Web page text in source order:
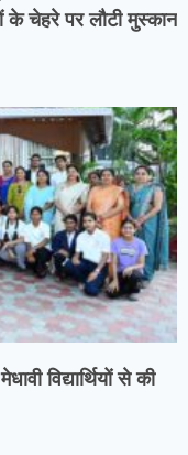
के चेहरे पर लौटी मुस्कान
विद्यार्थियों से की